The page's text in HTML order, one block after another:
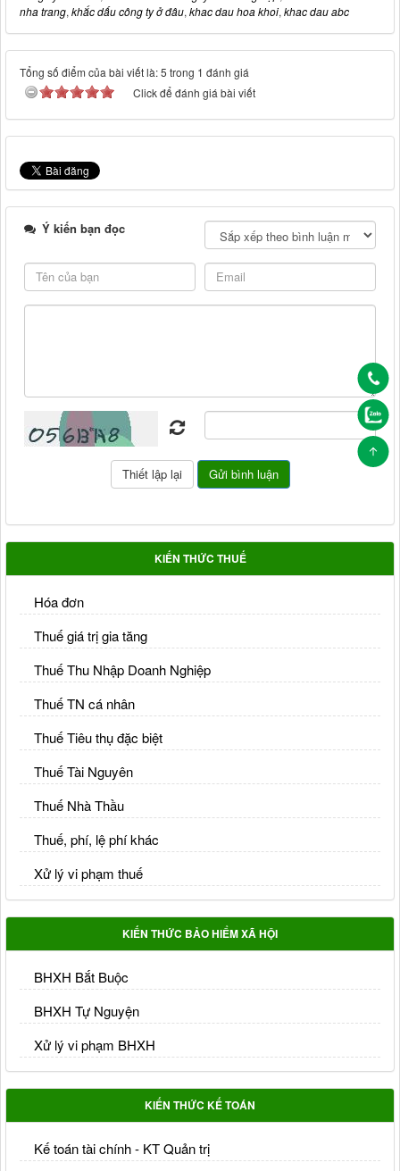
nha trang, khắc dấu công ty ở đâu, khac dau hoa khoi, khac dau abc
Tổng số điểm của bài viết là: 5 trong 1 đánh giá
Click để đánh giá bài viết
Ý kiến bạn đọc
KIẾN THỨC THUẾ
Hóa đơn
Thuế giá trị gia tăng
Thuế Thu Nhập Doanh Nghiệp
Thuế TN cá nhân
Thuế Tiêu thụ đặc biệt
Thuế Tài Nguyên
Thuế Nhà Thầu
Thuế, phí, lệ phí khác
Xử lý vi phạm thuế
KIẾN THỨC BẢO HIỂM XÃ HỘI
BHXH Bắt Buộc
BHXH Tự Nguyện
Xử lý vi phạm BHXH
KIẾN THỨC KẾ TOÁN
Kế toán tài chính - KT Quản trị